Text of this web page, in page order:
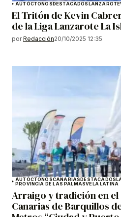
AUTÓCTONOSDESTACADOSLANZAROTE
El Tritón de Kevin
de la Liga Lanzarote La
por Redacción20/10/2025 12:35
AUTÓCTONOSCANARIASDESTACADOS
PROVINCIA DE LAS PALMASVELA LATINA
Arraigo y tradición en el
Canarias de Barquillos